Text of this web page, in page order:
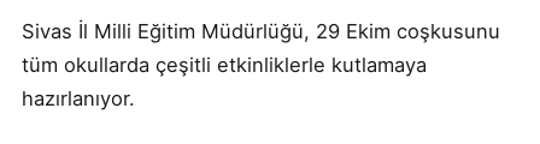
Sivas İl Milli Eğitim Müdürlüğü, 29 Ekim coşkusunu
tüm okullarda çeşitli etkinliklerle kutlamaya
hazırlanıyor.